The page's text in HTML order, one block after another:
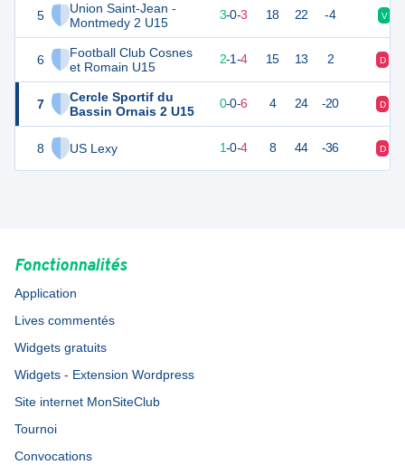
5
Union Saint-Jean -
Montmedy 2 U15
6
Football Club Cosnes
et Romain U15
7
Cercle Sportif du
Bassin Ornais 2 U15
8 US Lexy
8 3-0-3 18 22 -4 V
7 7 2-1-4 15 13 2 D
-1 7 0-0-6 4 24 -20 D
1-0-4 8 44 -36 D
Fonctionnalités
Application
Lives commentés
Widgets gratuits
Widgets - Extension Wordpress
Site internet MonSiteClub
Tournoi
Convocations